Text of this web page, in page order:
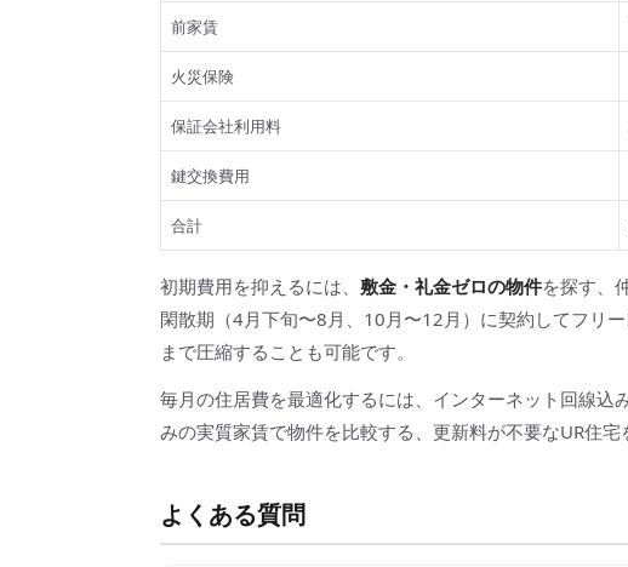
前家賃
火災保険
保証会社利用料
鍵交換費用
合計
初期費用を抑えるには、 敷金・礼金ゼロの物件を探す、
閑散期（4月下旬〜8月、10月〜12月）に契約してフリ
まで圧縮することも可能です。
毎月の住居費を最適化するには、インターネット回線
みの実質家賃で物件を比較する、更新料が不要なUR住宅
よくある質問